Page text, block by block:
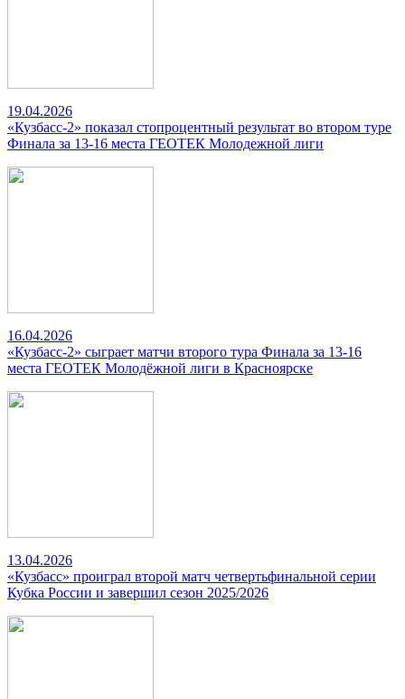
19.04.2026
«Кузбасс-2» показал стопроцентный результат во втором туре
Финала за 13-16 места ГЕОТЕК Молодежной лиги
16.04.2026
«Кузбасс-2» сыграет матчи второго тура Финала за 13-16
места ГЕОТЕК Молодёжной лиги в Красноярске
13.04.2026
«Кузбасс» проиграл второй матч четвертьфинальной серии
Кубка России и завершил сезон 2025/2026